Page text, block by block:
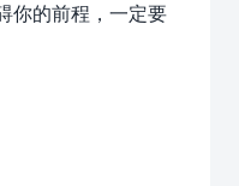
你的前程，一定要